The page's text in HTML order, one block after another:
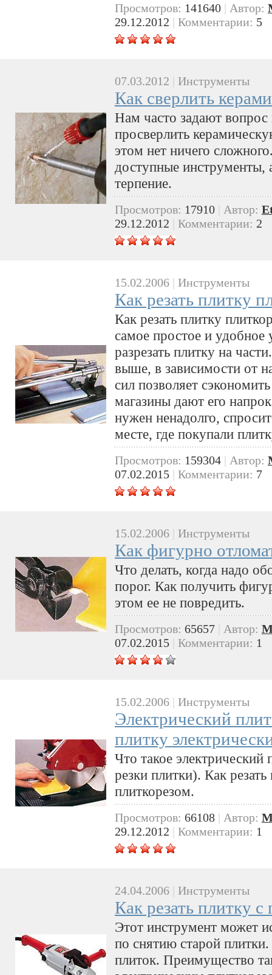
Просмотров: 141640 | Автор:
29.12.2012 | Комментарии: 5
07.03.2012 Инструменты
Как сверлить
Нам часто задают
просверлить
этом нет ничего
доступные инструменты,
терпение.
Просмотров: 17910 Автор:
29.12.2012
Комментарии: 2
15.02.2006 | Инструменты
Как резать плитку
Как резать плитку
самое простое и
разрезать плитку на
выше, в зависимости от
сил позволяет
магазины дают его
нужен ненадолго,
месте, где покупали
Просмотров: 159304 | Автор:
07.02.2015 | Комментарии: 7
15.02.2006 Инструменты
Как фигурно
Что делать, когда надо
порог. Как получить
этом ее не повредить.
Просмотров: 65657 Автор:
07.02.2015
Комментарии: 1
15.02.2006 | Инструменты
Электрический
плитку
Что такое электрический
резки плитки). Как
плиткорезом.
Просмотров: 66108 | Автор:
29.12.2012 | Комментарии: 1
24.04.2006 Инструменты
Как резать плитку
Этот инструмент может
по снятию старой
плиток. Преимущество